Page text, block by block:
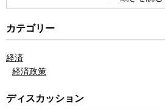
レを解消するために、金融緩和などの有
とが日本のデフレを継続させる結果とな
デフレはモノの値段が下がるため一部
率を高め、円高を招き、経済全体を疲弊
させた日銀の責任は重いと、田中氏は言
効な施策をとろうとしないのか。
カテゴリー
経済
経済政策
ディスカッション